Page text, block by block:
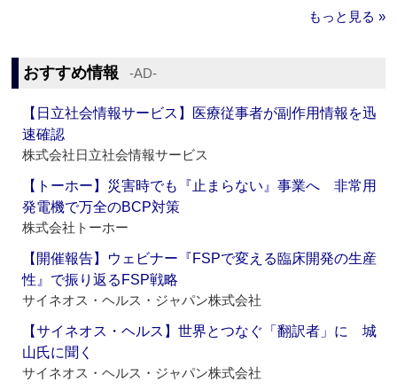
もっと見る »
おすすめ情報 ‐AD‐
【日立社会情報サービス】医療従事者が副作用情報を迅
速確認
株式会社日立社会情報サービス
【トーホー】災害時でも『止まらない』事業へ 非常用
発電機で万全のBCP対策
株式会社トーホー
【開催報告】ウェビナー『FSPで変える臨床開発の生産
性』で振り返るFSP戦略
サイネオス・ヘルス・ジャパン株式会社
【サイネオス・ヘルス】世界とつなぐ「翻訳者」に 城
山氏に聞く
サイネオス・ヘルス・ジャパン株式会社